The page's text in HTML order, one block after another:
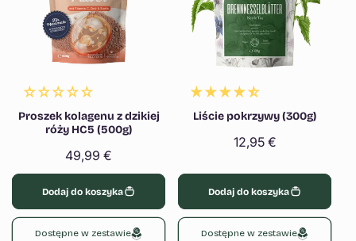
Proszek kolagenu z dzikiej
róży HC5 (500g)
Cena
regularna
49,99 €
Dodaj do koszyka
Dostępne w zestawie
Liście pokrzywy (300g)
Cena
12,95 €
Dodaj do koszyka
Dostępne w zestawie